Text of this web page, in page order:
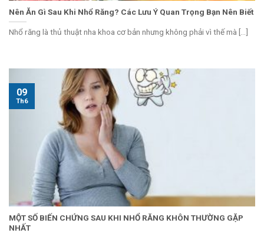
Nên Ăn Gì Sau Khi Nhổ Răng? Các Lưu Ý Quan Trọng Bạn Nên Biết
Nhổ răng là thủ thuật nha khoa cơ bản nhưng không phải vì thế mà [...]
MỘT SỐ BIẾN CHỨNG SAU KHI NHỔ RĂNG KHÔN THƯỜNG GẶP
NHẤT
09
Th6